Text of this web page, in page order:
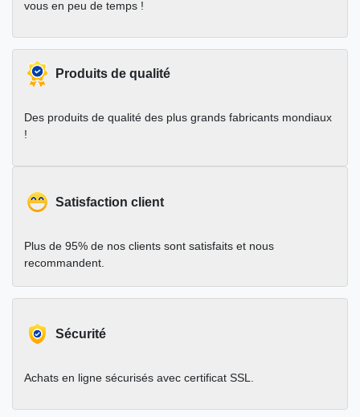
vous en peu de temps !
Produits de qualité
Des produits de qualité des plus grands fabricants mondiaux
!
Satisfaction client
Plus de 95% de nos clients sont satisfaits et nous
recommandent.
Sécurité
Achats en ligne sécurisés avec certificat SSL.